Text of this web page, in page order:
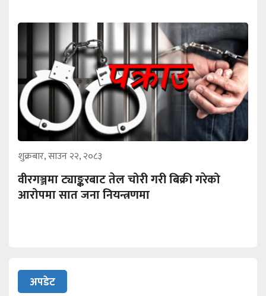
शुक्रबार, साउन २२, २०८३
वीरगञ्जमा ट्याङ्करबाट तेल चोरी गरी बिक्री गरेको
आरोपमा सात जना नियन्त्रणमा
अपडेट